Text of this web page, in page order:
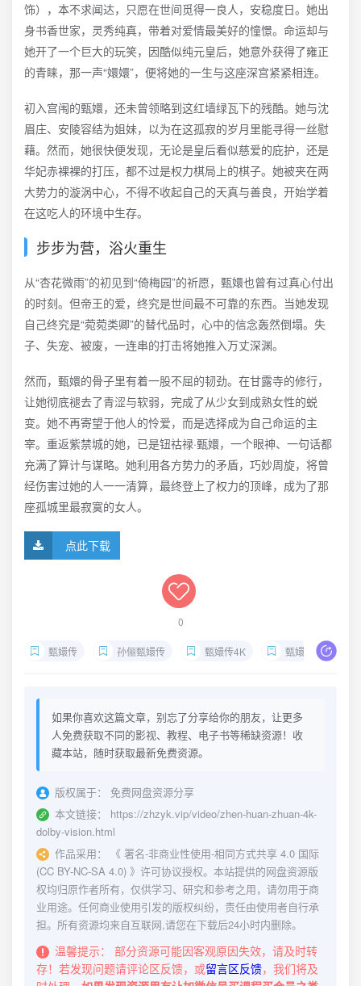
饰），本不求闻达，只愿在世间觅得一良人，安稳度日。她出
身书香世家，灵秀纯真，带着对爱情最美好的憧憬。命运却与
她开了一个巨大的玩笑，因酷似纯元皇后，她意外获得了雍正
的青睐，那一声“嬛嬛”，便将她的一生与这座深宫紧紧相连。
初入宫闱的甄嬛，还未曾领略到这红墙绿瓦下的残酷。她与沈
眉庄、安陵容结为姐妹，以为在这孤寂的岁月里能寻得一丝慰
藉。然而，她很快便发现，无论是皇后看似慈爱的庇护，还是
华妃赤裸裸的打压，都不过是权力棋局上的棋子。她被夹在两
大势力的漩涡中心，不得不收起自己的天真与善良，开始学着
在这吃人的环境中生存。
步步为营，浴火重生
从“杏花微雨”的初见到“倚梅园”的祈愿，甄嬛也曾有过真心付出
的时刻。但帝王的爱，终究是世间最不可靠的东西。当她发现
自己终究是“菀菀类卿”的替代品时，心中的信念轰然倒塌。失
子、失宠、被废，一连串的打击将她推入万丈深渊。
然而，甄嬛的骨子里有着一股不屈的韧劲。在甘露寺的修行，
让她彻底褪去了青涩与软弱，完成了从少女到成熟女性的蜕
变。她不再寄望于他人的怜爱，而是选择成为自己命运的主
宰。重返紫禁城的她，已是钮祜禄·甄嬛，一个眼神、一句话都
充满了算计与谋略。她利用各方势力的矛盾，巧妙周旋，将曾
经伤害过她的人一一清算，最终登上了权力的顶峰，成为了那
座孤城里最寂寞的女人。
点此下载
0
甄嬛传 孙俪甄嬛传 甄嬛传4K 甄嬛传下载
如果你喜欢这篇文章，别忘了分享给你的朋友，让更多
人免费获取不同的影视、教程、电子书等稀缺资源！收
藏本站，随时获取最新免费资源。
版权属于：
免费网盘资源分享
本文链接：
https://zhzyk.vip/video/zhen-huan-zhuan-4k-
dolby-vision.html
作品采用：
《 署名-非商业性使用-相同方式共享 4.0 国际
(CC BY-NC-SA 4.0) 》许可协议授权。本站提供的网盘资源版
权均归原作者所有，仅供学习、研究和参考之用，请勿用于商
业用途。任何商业使用引发的版权纠纷，责任由使用者自行承
担。所有资源均来自互联网,请您在下载后24小时内删除。
温馨提示：
部分资源可能因客观原因失效，请及时转
存！若发现问题请评论区反馈，或留言区反馈，我们将及